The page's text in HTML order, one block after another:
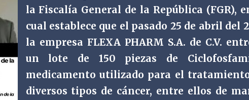
la Fiscalía General de la República (FGR),
cual establece que el pasado 25 de abril del
la empresa FLEXA PHARM S.A. de C.V.
un lote de 150 piezas de
medicamento utilizado para el
diversos tipos de cáncer, entre ellos de